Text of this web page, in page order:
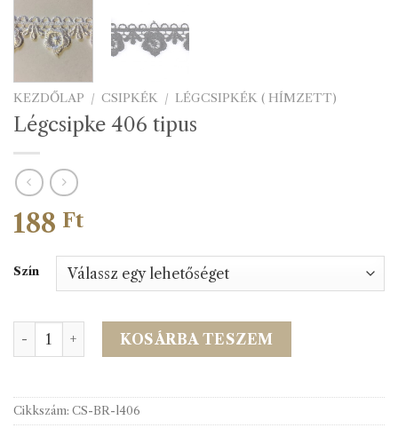
KEZDŐLAP / CSIPKÉK / LÉGCSIPKÉK ( HÍMZETT)
Légcsipke 406 tipus
188 Ft
Szín
Légcsipke 406 tipus mennyiség
KOSÁRBA TESZEM
Cikkszám: CS-BR-l406